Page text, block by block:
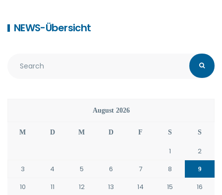
NEWS-Übersicht
August 2026
M D M D F S S
1
2
3
4 5 6 7 8 9
10 11 12 13 14 15 16